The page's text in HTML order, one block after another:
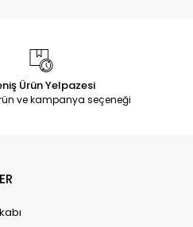
Ürün Yelpazesi
ve kampanya seçeneği